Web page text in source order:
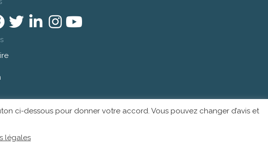
|Webdesign - PFS Concept
ci-dessous pour donner votre accord. Vous pouvez changer d’avis et
légales